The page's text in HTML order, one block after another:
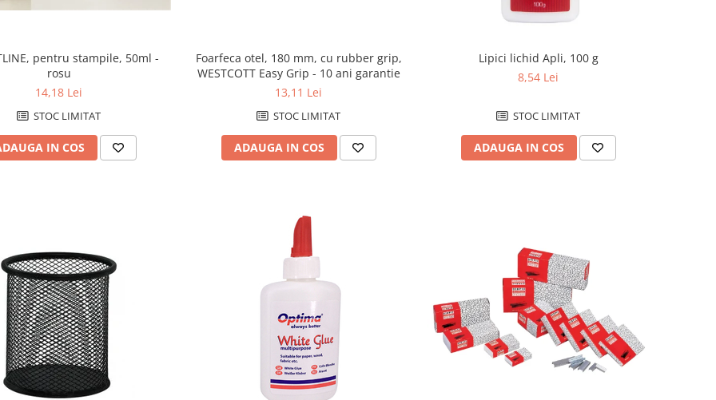
pentru stampile, 50ml -
rosu
14,18 Lei
STOC LIMITAT
IN COS
Foarfeca otel, 180 mm, cu rubber grip,
WESTCOTT Easy Grip - 10 ani garantie
13,11 Lei
STOC LIMITAT
ADAUGA IN COS
Lipici lichid Apli, 100 g
8,54 Lei
STOC LIMITAT
ADAUGA IN COS